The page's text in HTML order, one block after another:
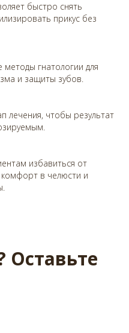
быстро снять
прикус без
гнатологии для
и защиты зубов.
лечения, чтобы результат
избавиться от
комфорт в челюсти и
Оставьте